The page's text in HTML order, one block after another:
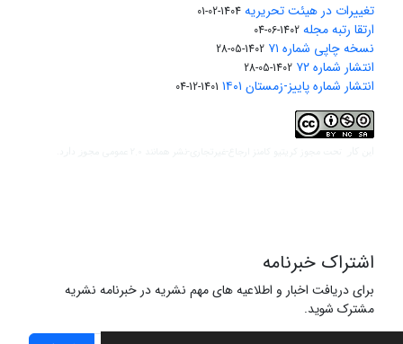
تغییرات در هیئت تحریریه 1404-02-01
ارتقا رتبه مجله 1402-06-04
نسخه چاپی شماره ۷۱ 1402-05-28
انتشار شماره ۷۲ 1402-05-28
انتشار شماره پاییز-زمستان ۱۴۰۱ 1401-12-04
اشتراک خبرنامه
برای دریافت اخبار و اطلاعیه های مهم نشریه در خبرنامه نشریه
مشترک شوید.